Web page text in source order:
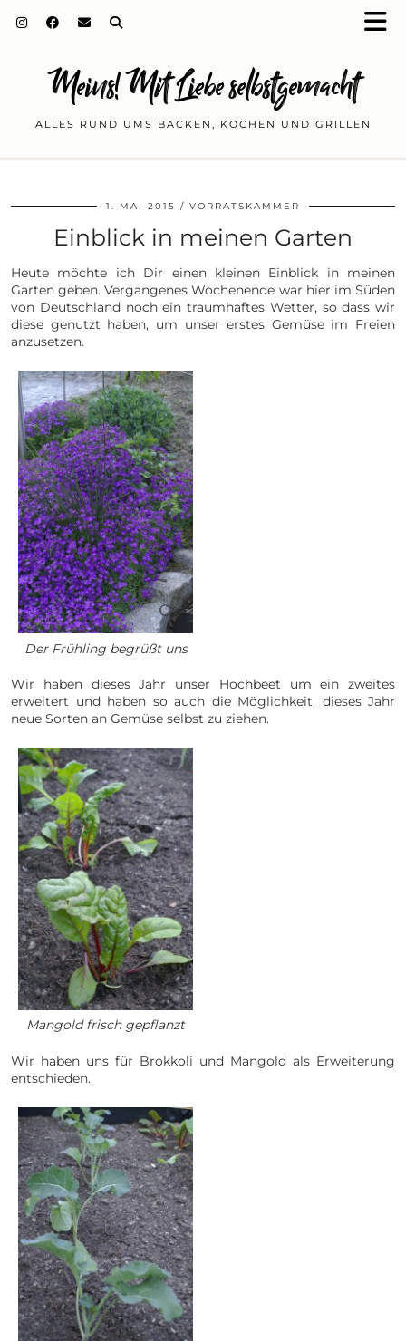
Meins! Mit Liebe selbstgemacht
ALLES RUND UMS BACKEN, KOCHEN UND GRILLEN
1. MAI 2015 VORRATSKAMMER
Einblick in meinen Garten
Heute möchte ich Dir einen kleinen Einblick in meinen
Garten geben. Vergangenes Wochenende war hier im Süden
von Deutschland noch ein traumhaftes Wetter, so dass wir
diese genutzt haben, um unser erstes Gemüse im Freien
anzusetzen.
Der Frühling begrüßt uns
Wir haben dieses Jahr unser Hochbeet um ein zweites
erweitert und haben so auch die Möglichkeit, dieses Jahr
neue Sorten an Gemüse selbst zu ziehen.
Mangold frisch gepflanzt
Wir haben uns für Brokkoli und Mangold als Erweiterung
entschieden.